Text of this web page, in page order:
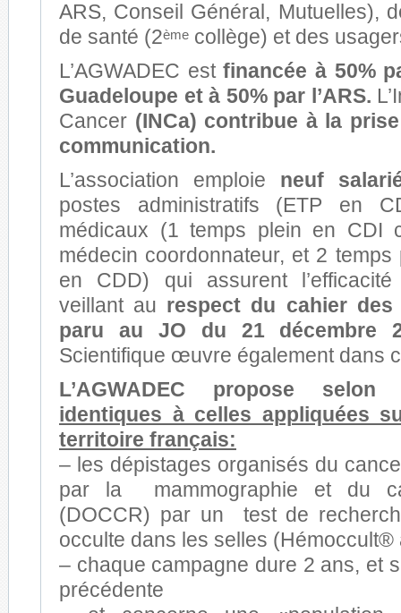
ARS, Conseil Général, Mutuelles),
de santé (2ème collège) et des
L’AGWADEC estfinancée à 50%
Guadeloupe et à 50% par l’ARS.
Cancer (INCa) contribue à la
communication.
L’association emploie neuf
postes administratifs (ETP en
médicaux (1 temps plein en CDI
médecin coordonnateur, et 2 temps
en CDD) qui assurent
veillant au respect du cahier
paru au JO du 21 décembre
Scientifique œuvre également dans
L’AGWADEC propose
identiques à celles appliquées
territoire français:
– les dépistages organisés du
par la mammographie et du
(DOCCR) par un test de
occulte dans les selles (Hémoccult®
– chaque campagne dure 2 ans, et
précédente